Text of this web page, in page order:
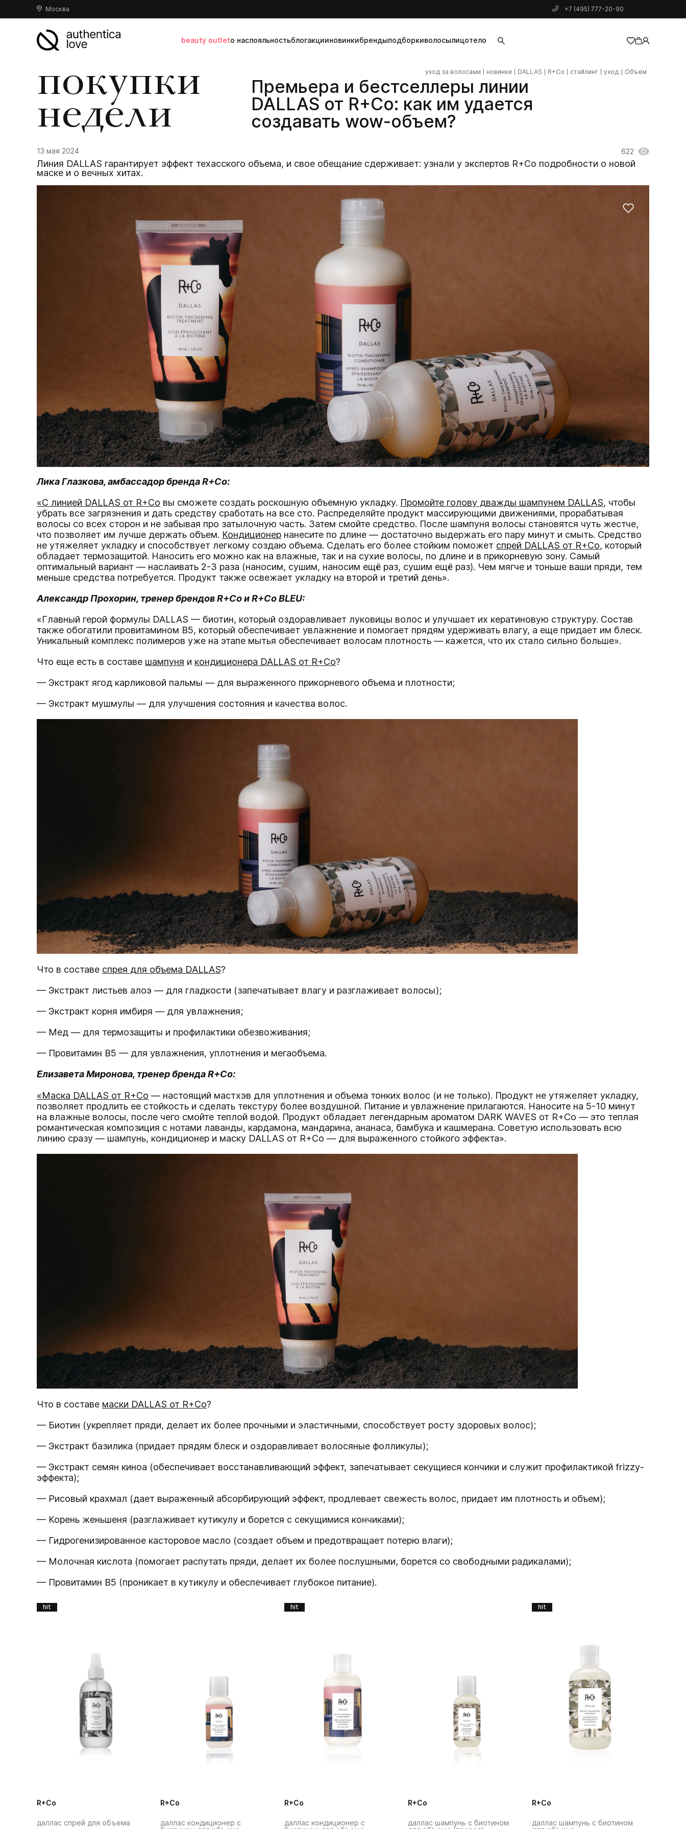
Москва +7 (495) 777-20-90
beauty outletо наслояльностьблогакцииновинкибрендыподборкиволосылицотело
добавлен в корзину
покупки
недели
Премьера и бестселлеры линии
DALLAS от R+Co: как им удается
создавать wow-объем?
уход за волосами новинки DALLAS R+Co стайлинг уход Объем
13 мая 2024 622
Линия DALLAS гарантирует эффект техасского объема, и свое обещание сдерживает: узнали у экспертов R+Co подробности о новой
маске и о вечных хитах.
Лика Глазкова, амбассадор бренда R+Co:
«‎С линией DALLAS от R+Co вы сможете создать роскошную объемную укладку. Промойте голову дважды шампунем DALLAS, чтобы
убрать все загрязнения и дать средству сработать на все сто. Распределяйте продукт массирующими движениями, прорабатывая
волосы со всех сторон и не забывая про затылочную часть. Затем смойте средство. После шампуня волосы становятся чуть жестче,
что позволяет им лучше держать объем. Кондиционер нанесите по длине — достаточно выдержать его пару минут и смыть. Средство
не утяжеляет укладку и способствует легкому создаю объема. Сделать его более стойким поможет спрей DALLAS от R+Co, который
обладает термозащитой. Наносить его можно как на влажные, так и на сухие волосы, по длине и в прикорневую зону. Самый
оптимальный вариант — наслаивать 2-3 раза (наносим, сушим, наносим ещё раз, сушим ещё раз). Чем мягче и тоньше ваши пряди, тем
меньше средства потребуется. Продукт также освежает укладку на второй и третий день»‎.
Александр Прохорин, тренер брендов R+Co и R+Co BLEU:
«‎Главный герой формулы DALLAS — биотин, который оздоравливает луковицы волос и улучшает их кератиновую структуру. Состав
также обогатили провитамином B5, который обеспечивает увлажнение и помогает прядям удерживать влагу, а еще придает им блеск.
Уникальный комплекс полимеров уже на этапе мытья обеспечивает волосам плотность — кажется, что их стало сильно больше»‎.
Что еще есть в составе шампуня и кондиционера DALLAS от R+Co?
— Экстракт ягод карликовой пальмы — для выраженного прикорневого объема и плотности;
— Экстракт мушмулы — для улучшения состояния и качества волос.
Что в составе спрея для объема DALLAS?
— Экстракт листьев алоэ — для гладкости (запечатывает влагу и разглаживает волосы);
— Экстракт корня имбиря — для увлажнения;
— Мед — для термозащиты и профилактики обезвоживания;
— Провитамин В5 — для увлажнения, уплотнения и мегаобъема.
Елизавета Миронова, тренер бренда R+Co:
«‎Маска DALLAS от R+Co — настоящий мастхэв для уплотнения и объема тонких волос (и не только). Продукт не утяжеляет укладку,
позволяет продлить ее стойкость и сделать текстуру более воздушной. Питание и увлажнение прилагаются. Наносите на 5-10 минут
на влажные волосы, после чего смойте теплой водой. Продукт обладает легендарным ароматом DARK WAVES от R+Co — это теплая
романтическая композиция с нотами лаванды, кардамона, мандарина, ананаса, бамбука и кашмерана. Советую использовать всю
линию сразу — шампунь, кондиционер и маску DALLAS от R+Co — для выраженного стойкого эффекта»‎.
Что в составе маски DALLAS от R+Co?
— Биотин (укрепляет пряди, делает их более прочными и эластичными, способствует росту здоровых волос);
— Экстракт базилика (придает прядям блеск и оздоравливает волосяные фолликулы);
— Экстракт семян киноа (обеспечивает восстанавливающий эффект, запечатывает секущиеся кончики и служит профилактикой frizzy-
эффекта);
— Рисовый крахмал (дает выраженный абсорбирующий эффект, продлевает свежесть волос, придает им плотность и объем);
— Корень женьшеня (разглаживает кутикулу и борется с секущимися кончиками);
— Гидрогенизированное касторовое масло (создает объем и предотвращает потерю влаги);
— Молочная кислота (помогает распутать пряди, делает их более послушными, борется со свободными радикалами);
— Провитамин B5 (проникает в кутикулу и обеспечивает глубокое питание).
hit
R+Co
даллас спрей для объема
R+Co
даллас кондиционер с
hit
R+Co
даллас кондиционер с
R+Co
даллас шампунь с биотином
hit
R+Co
даллас шампунь с биотином